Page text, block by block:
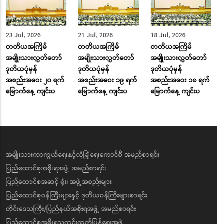
23 Jul, 2026
တတိယအကြိမ်
အမျိုးသားလွှတ်တော်
ဒုတိယပုံမှန်
အစည်းအဝေး ၂၀ ရက်
မြောက်နေ့ ကျင်းပ
21 Jul, 2026
တတိယအကြိမ်
အမျိုးသားလွှတ်တော်
ဒုတိယပုံမှန်
အစည်းအဝေး ၁၉ ရက်
မြောက်နေ့ ကျင်းပ
18 Jul, 2026
တတိယအကြိမ်
အမျိုးသားလွှတ်တော်
ဒုတိယပုံမှန်
အစည်းအဝေး ၁၈ ရက်
မြောက်နေ့ ကျင်းပ
အမျိုးသားကာကွယ်ရေးနှင့်လုံခြုံရေးကောင်စီ အမည်စာရင်း
ပြည်ထောင်စုအစိုးရအဖွဲ့ အမည်စာရင်း
ပြည်ထောင်စုအဆင့် ရုံး၊ အဖွဲ့အစည်းများ
ပြည်ထောင်စုဝန်ကြီးများနှင့် ဒုတိယဝန်ကြီးများစာရင်း
တိုင်းဒေသကြီး/ပြည်နယ်အစိုးရအဖွဲ့ အမည်စာရင်း